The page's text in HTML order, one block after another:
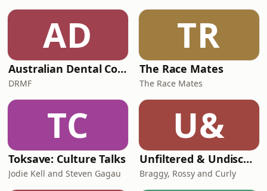
AD
Australian Dental Council Exam Prep Podcast
DRMF
TR
The Race Mates
The Race Mates
TC
Toksave: Culture Talks
Jodie Kell and Steven Gagau
U&
Unfiltered & Undiscovered
Braggy, Rossy and Curly